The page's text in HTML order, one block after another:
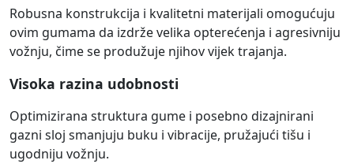
Robusna konstrukcija i kvalitetni materijali omogućuju
ovim gumama da izdrže velika opterećenja i agresivniju
vožnju, čime se produžuje njihov vijek trajanja.
Visoka razina udobnosti
Optimizirana struktura gume i posebno dizajnirani
gazni sloj smanjuju buku i vibracije, pružajući tišu i
ugodniju vožnju.